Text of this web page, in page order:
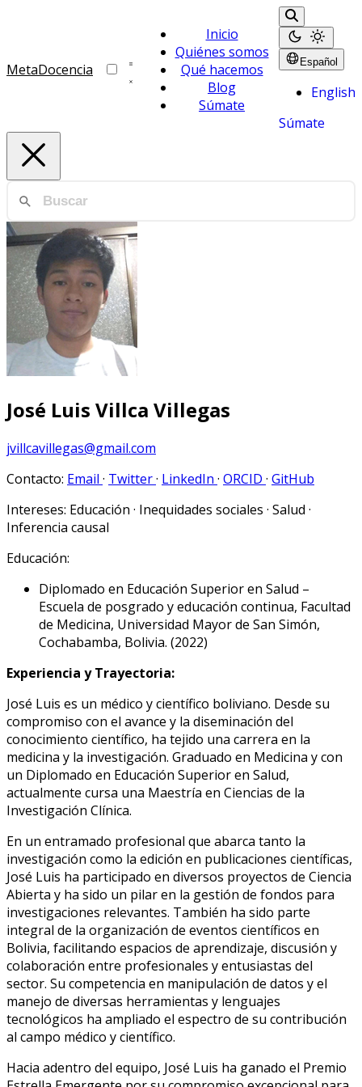
MetaDocencia
Inicio
Quiénes somos
Qué hacemos
Blog
Súmate
Español
English
Súmate
José Luis Villca Villegas
jvillcavillegas@gmail.com
Contacto: Email · Twitter· LinkedIn · ORCID · GitHub
Intereses: Educación · Inequidades sociales · Salud ·
Inferencia causal
Educación:
Diplomado en Educación Superior en Salud –
Escuela de posgrado y educación continua, Facultad
de Medicina, Universidad Mayor de San Simón,
Cochabamba, Bolivia. (2022)
Experiencia y Trayectoria:
José Luis es un médico y científico boliviano. Desde su
compromiso con el avance y la diseminación del
conocimiento científico, ha tejido una carrera en la
medicina y la investigación. Graduado en Medicina y con
un Diplomado en Educación Superior en Salud,
actualmente cursa una Maestría en Ciencias de la
Investigación Clínica.
En un entramado profesional que abarca tanto la
investigación como la edición en publicaciones científicas,
José Luis ha participado en diversos proyectos de Ciencia
Abierta y ha sido un pilar en la gestión de fondos para
investigaciones relevantes. También ha sido parte
integral de la organización de eventos científicos en
Bolivia, facilitando espacios de aprendizaje, discusión y
colaboración entre profesionales y entusiastas del
sector. Su competencia en manipulación de datos y el
manejo de diversas herramientas y lenguajes
tecnológicos ha ampliado el espectro de su contribución
al campo médico y científico.
Hacia adentro del equipo, José Luis ha ganado el Premio